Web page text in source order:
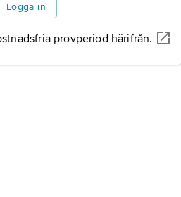
Logga in
provperiod härifrån.